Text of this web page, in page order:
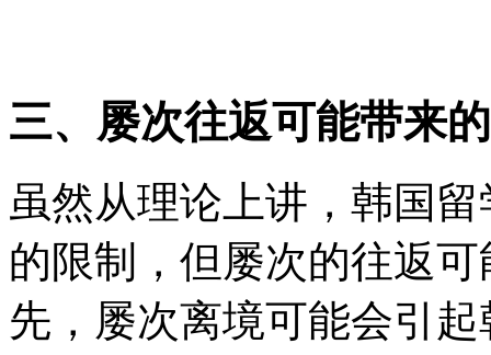
三、屡次往返可能带来
虽然从理论上讲，韩国
的限制，但屡次的往返
先，屡次离境可能会引